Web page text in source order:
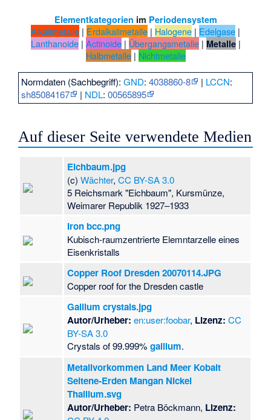
Elementkategorien im Periodensystem
Alkalimetalle | Erdalkalimetalle | Halogene | Edelgase |
Lanthanoide| Actinoide| Übergangsmetalle| Metalle|
Halbmetalle| Nichtmetalle
Normdaten (Sachbegriff):GND:4038860-8 | LCCN:
sh85084167
| NDL:00565895
Auf dieser Seite verwendete Medien
Eichbaum.jpg
(c)Wächter,CC BY-SA 3.0
5 Reichsmark "Eichbaum", Kursmünze,
Weimarer Republik 1927–1933
Iron bcc.png
Kubisch-raumzentrierte Elemntarzelle eines
Eisenkristalls
Copper Roof Dresden 20070114.JPG
Copper roof for the Dresden castle
Gallium crystals.jpg
Autor/Urheber: en:user:foobar, Lizenz: CC
BY-SA 3.0
Crystals of 99.999%gallium.
Metallvorkommen Land Meer Kobalt
Seltene-Erden Mangan Nickel
Thallium.svg
Autor/Urheber: Petra Böckmann, Lizenz: